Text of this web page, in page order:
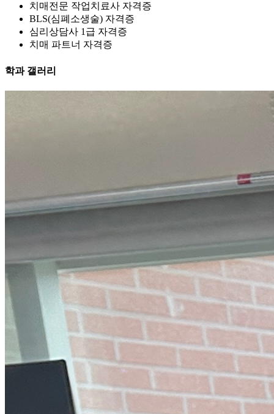
치매전문 작업치료사 자격증
BLS(심폐소생술) 자격증
심리상담사 1급 자격증
치매 파트너 자격증
학과 갤러리